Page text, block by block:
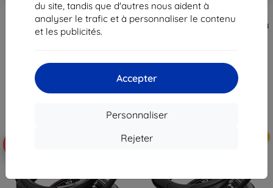
du site, tandis que d'autres nous aident à
analyser le trafic et à personnaliser le contenu
et les publicités.
Accepter
Personnaliser
Rejeter
Coque magnétique en silicone
Samsung pour Galaxy Z Fold 8,
verte (57983131093)
53,00 €
En stock > 5 pièces
Samsung coque transparente
Clear Cover pour Galaxy Z Fold 8
33,22 €
En stock > 5 pièces
Nouveau
-10%